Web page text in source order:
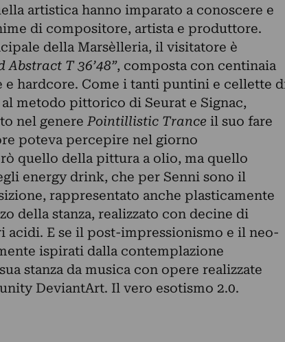
artistica hanno imparato a conoscere e
di compositore, artista e produttore.
della Marsèlleria, il visitatore è
Abstract T 36’48”, composta con centinaia
hardcore. Come i tanti puntini e cellette
metodo pittorico di Seurat e Signac,
nel genere Pointillistic Trance il suo fare
poteva percepire nel giorno
quello della pittura a olio, ma quello
energy drink, che per Senni sono il
rappresentato anche plasticamente
della stanza, realizzato con decine di
E se il post-impressionismo e il neo-
ispirati dalla contemplazione
stanza da musica con opere realizzate
DeviantArt. Il vero esotismo 2.0.